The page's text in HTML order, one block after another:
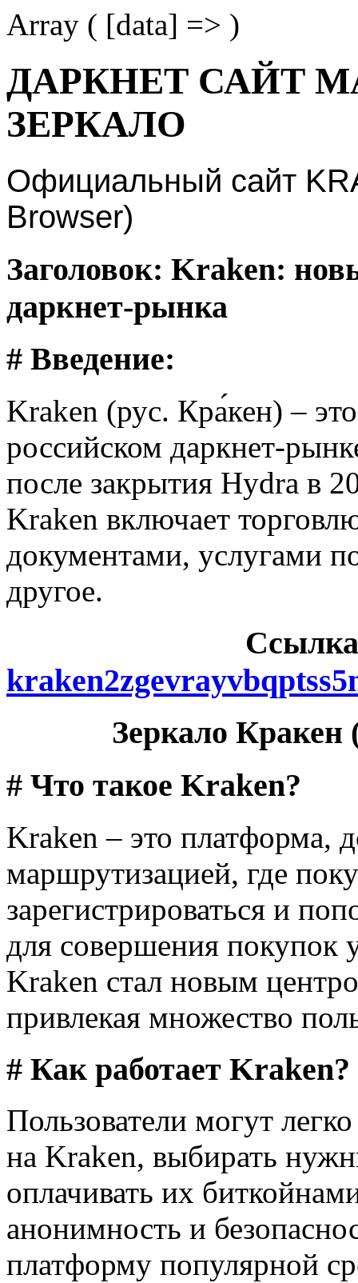
Array ( [data] => )
ДАРКНЕТ САЙТ
ЗЕРКАЛО
Официальный сайт
Browser)
Заголовок: Kraken:
даркнет-рынка
# Введение:
Kraken (рус. Кра́кен) –
российском даркнет-
после закрытия Hydra в
Kraken включает
документами, услугами
другое.
Зеркало Кракен
# Что такое Kraken?
Kraken – это платформа,
маршрутизацией, где
зарегистрироваться и
для совершения покупок
Kraken стал новым
привлекая множество
# Как работает Kraken?
Пользователи могут
на Kraken, выбирать
оплачивать их
анонимность и
платформу популярной